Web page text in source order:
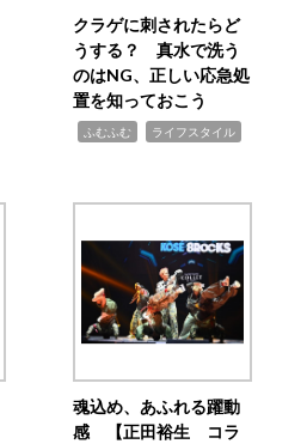
クラゲに刺されたらど
うする？ 真水で洗う
のはNG、正しい応急処
置を知っておこう
ふむふむ ライフスタイル
魂込め、あふれる躍動
感 【正田裕生 コラ